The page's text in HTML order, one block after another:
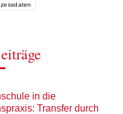
in die
Transfer durch